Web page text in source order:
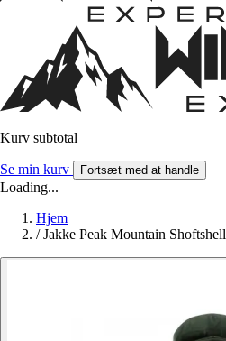
Kurv subtotal
Se min kurv Fortsæt med at handle
Loading...
Hjem
/ Jakke Peak Mountain Shoftshell